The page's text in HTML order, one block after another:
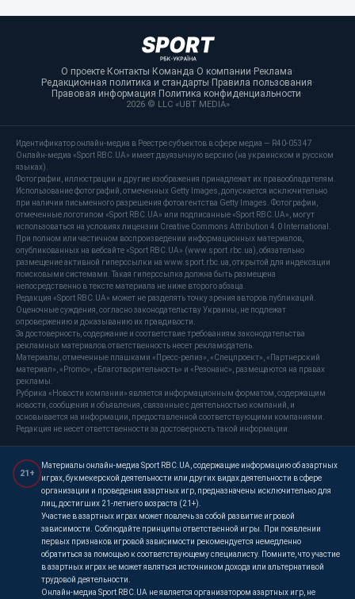
О проекте·Контакты·Команда·О компании·Реклама·
Редакционная политика и стандарты·Правила пользования·
Правовая информация·Политика конфиденциальности·
2026 © LLC «UBT MEDIA»
Идентификатор онлайн-медиа в Реестре субъектов в сфере медиа — R40-05347
Онлайн-медиа «Sport RBC.UA» имеет двуязычную версию (на украинском и русском
языках).
Фотографии, иллюстрации и другие изображения принадлежат их правообладателям.
Использование фотографий, отмеченных Getty Images, допускается исключительно
при наличии письменного разрешения фотоагентства Getty Images. Фотографии,
отмеченные логотипом «Sport RBC.UA» или подписанные «Sport RBC.UA», могут
использоваться на условиях лицензии Creative Commons Attribution 4.0 International.
При полном или частичном воспроизведении информационных материалов,
опубликованных на вебсайте «Sport RBC.UA» (www.sport.rbc.ua), обязательно
размещение активной гиперссылки на www.sport.rbc.ua, открытой для индексации
поисковыми системами. Такая гиперссылка должна быть размещена
непосредственно в тексте материала не ниже второго абзаца.
Редакция «Sport RBC.UA» может не разделять точку зрения авторов публикаций.
Оценочные суждения, согласно законодательству Украины, не подлежат
опровержению и доказыванию их правдивости.
За достоверность, содержание и соответствие требованиям законодательства
рекламных материалов ответственность несет рекламодатель.
Материалы, отмеченные плашками «Пресс-релиз», «Спецпроект», «Партнерский
материал», «Promo», «Благотворительность» и «Резонанс», размещаются на правах
рекламы.
Рубрика «Новости компании» является информационным форматом, содержащим
новости, сообщения и объявления, связанные с деятельностью компаний, и
основывается на информации, предоставленной соответствующими компаниями.
Редакция не несет ответственности за достоверность такой информации.
21+
Материалы онлайн-медиа Sport RBC.UA, содержащие информацию об азартных
играх, букмекерской деятельности или других видах деятельности в сфере
организации и проведения азартных игр, предназначены исключительно для
лиц, достигших 21-летнего возраста (21+).
Участие в азартных играх может повлечь за собой развитие игровой
зависимости. Соблюдайте принципы ответственной игры. При появлении
первых признаков игровой зависимости рекомендуется немедленно
обратиться за помощью к соответствующему специалисту. Помните, что участие
в азартных играх не может являться источником дохода или альтернативой
трудовой деятельности.
Онлайн-медиа Sport RBC.UA не является организатором азартных игр, не